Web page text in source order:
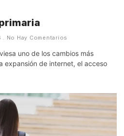
No Hay Comentarios
uno de los cambios más
expansión de internet, el acceso